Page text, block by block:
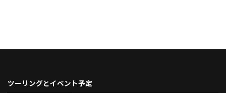
ツーリングとイベント予定